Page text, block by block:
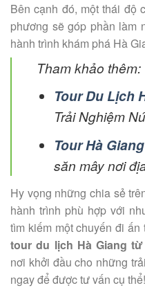
Bên cạnh đó, một thái độ
phương sẽ góp phần làm
hành trình khám phá Hà
Tham khảo thêm:
Tour Du Lịch
Trải Nghiệm
Tour Hà
săn mây nơi
Hy vọng những chia sẻ
hành trình phù hợp với
tìm kiếm một chuyến đi
tour du lịch Hà Giang
nơi khởi đầu cho những
ngay để được tư vấn cụ thể!